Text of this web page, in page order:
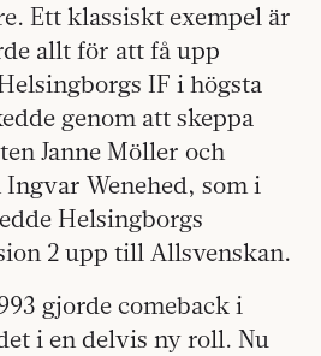
Ett klassiskt exempel är
allt för att få upp
IF i högsta
genom att skeppa
Janne Möller och
Wenehed, som i
Helsingborgs
2 upp till Allsvenskan.
gjorde comeback i
i en delvis ny roll. Nu